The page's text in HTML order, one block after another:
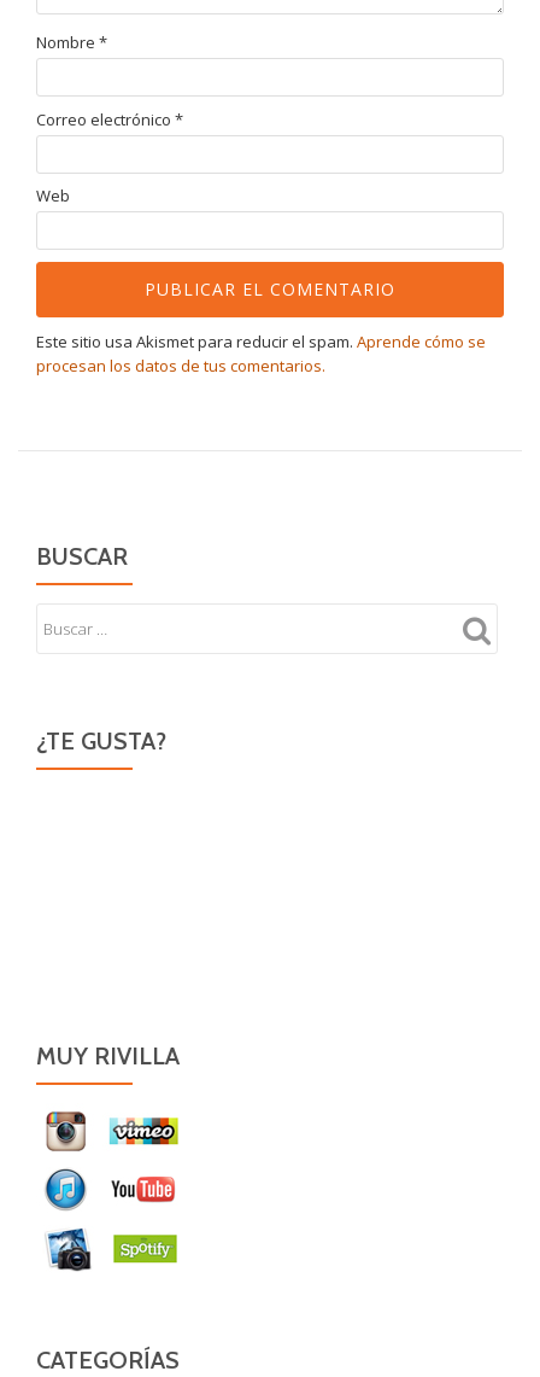
Nombre *
Correo electrónico *
Web
Este sitio usa Akismet para reducir el spam. Aprende cómo se
procesan los datos de tus comentarios.
BUSCAR
¿TE GUSTA?
MUY RIVILLA
CATEGORÍAS